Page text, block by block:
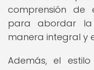
comprensión de
para abordar
manera integral y
Además, el